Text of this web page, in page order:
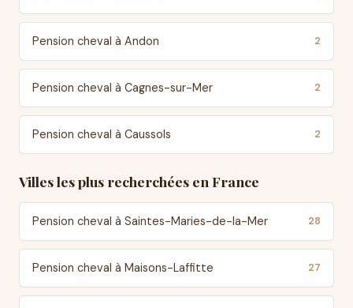
Pension cheval à Andon 2
Pension cheval à Cagnes-sur-Mer 2
Pension cheval à Caussols 2
Villes les plus recherchées en France
Pension cheval à Saintes-Maries-de-la-Mer 28
Pension cheval à Maisons-Laffitte 27